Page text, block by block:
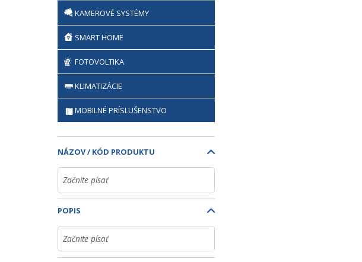
KAMEROVÉ SYSTÉMY
SMART HOME
FOTOVOLTIKA
KLIMATIZÁCIE
MOBILNÉ PRÍSLUŠENSTVO
NÁZOV / KÓD PRODUKTU
POPIS